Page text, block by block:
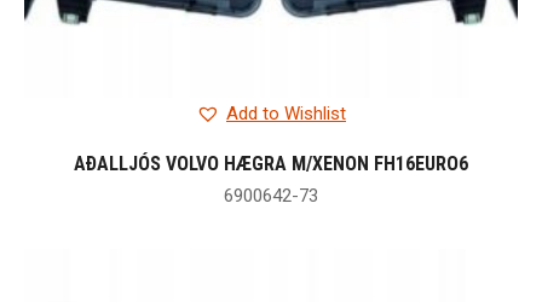
Add to Wishlist
AÐALLJÓS VOLVO HÆGRA M/XENON FH16EURO6
6900642-73